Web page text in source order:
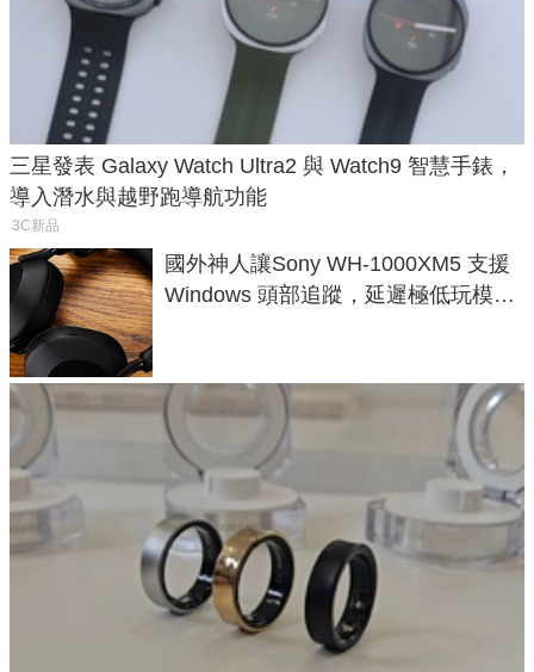
三星發表 Galaxy Watch Ultra2 與 Watch9 智慧手錶，
導入潛水與越野跑導航功能
3C新品
國外神人讓Sony WH-1000XM5 支援
Windows 頭部追蹤，延遲極低玩模擬